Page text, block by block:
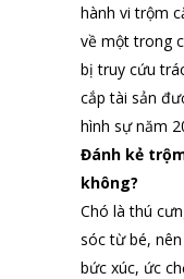
hành vi trộm
về một trong
bị truy cứu
cắp tài sản
hình sự năm
Đánh kẻ
không?
Chó là thú
sóc từ bé,
bức xúc, ức